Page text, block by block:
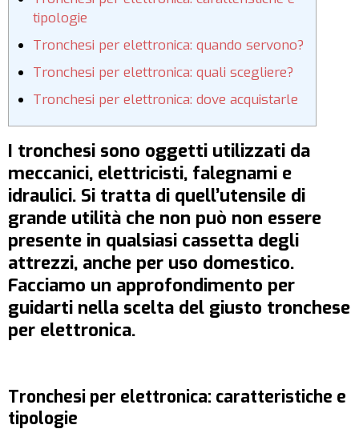
tipologie
Tronchesi per elettronica: quando servono?
Tronchesi per elettronica: quali scegliere?
Tronchesi per elettronica: dove acquistarle
I tronchesi sono oggetti utilizzati da
meccanici, elettricisti, falegnami e
idraulici. Si tratta di quell’utensile di
grande utilità che non può non essere
presente in qualsiasi cassetta degli
attrezzi, anche per uso domestico.
Facciamo un approfondimento per
guidarti nella scelta del giusto tronchese
per elettronica.
Tronchesi per elettronica: caratteristiche e
tipologie